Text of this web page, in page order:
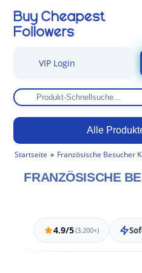
Alle
VIP Login
Startseite Französische Besucher
FRANZÖSISCHE
4.9/5(3,200+)